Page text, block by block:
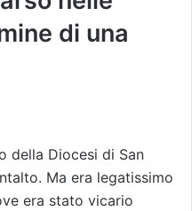
di una
della Diocesi di San
Ma era legatissimo
era stato vicario